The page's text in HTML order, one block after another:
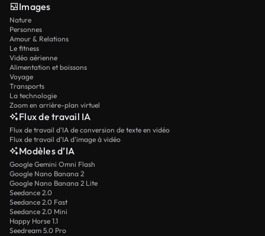
Images
Nature
Personnes
Amour & Relations
Le fitness
Vidéo aérienne
Alimentation et boissons
Voyage
Transports
La technologie
Zoom en arrière-plan virtuel
Flux de travail IA
Flux de travail d’IA de conversion de texte en vidéo
Flux de travail d’IA d’image à vidéo
Modèles d’IA
Google Gemini Omni Flash
Google Nano Banana 2
Google Nano Banana 2 Lite
Seedance 2.0
Seedance 2.0 Fast
Seedance 2.0 Mini
Happy Horse 1.1
Seedream 5.0 Pro